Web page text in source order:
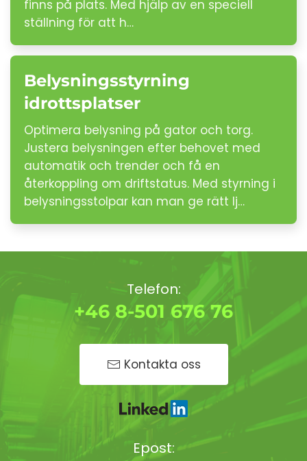
finns på plats. Med hjälp av en speciell
ställning för att h…
Belysningsstyrning
idrottsplatser
Optimera belysning på gator och torg.
Justera belysningen efter behovet med
automatik och trender och få en
återkoppling om driftstatus. Med styrning i
belysningsstolpar kan man ge rätt lj…
Telefon:
+46 8-501 676 76
Kontakta oss
Epost: